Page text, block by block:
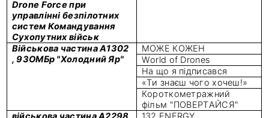
Drone Force при
управлінні безпілотних
систем Командування
Сухопутних військ
Військова частина А1302
, 93ОМБр "Холодний Яр"
МОЖЕ КОЖЕН
World of Drones
На що я підписався
«Ти знаєш чого хочеш!»
Короткометражний
фільм "ПОВЕРТАЙСЯ"